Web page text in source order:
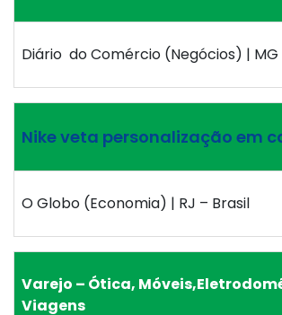
Diário do Comércio (Negócios) | MG
Nike veta personalização em
O Globo (Economia) | RJ – Brasil
Varejo – Ótica,
Viagens